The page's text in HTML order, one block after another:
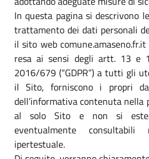
In questa pagina si descrivono
trattamento dei dati personali
il sito web
resa ai sensi degli artt. 13 e
2016/679 (“GDPR”) a tutti gli
il Sito, forniscono i propri
dell’informativa contenuta
al solo Sito e non si
eventualmente consultabili
ipertestuale.